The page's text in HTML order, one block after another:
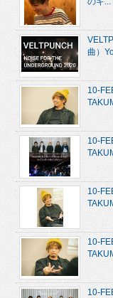
曲）
10-
10-
10-
10-
10-